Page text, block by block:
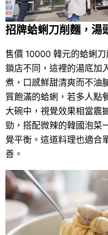
招牌蛤蜊刀削麵，湯
售價 10000 韓元的蛤蜊
鎖店不同，這裡的湯底加
煮，口感鮮甜清爽而不油
質飽滿的蛤蜊，若多人點
大碗中，視覺效果相當震
勁，搭配微辣的韓國泡菜
覺平衡。這道料理也適合
善。